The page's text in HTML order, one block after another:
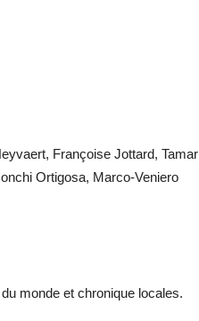
Françoise Jottard, Tamar
Ortigosa, Marco-Veniero
monde et chronique locales.